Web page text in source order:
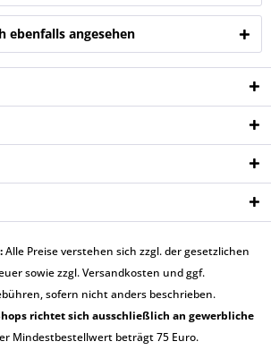
ebenfalls angesehen
Alle Preise verstehen sich zzgl. der gesetzlichen
sowie zzgl.Versandkosten und ggf.
sofern nicht anders beschrieben.
richtet sich ausschließlich an gewerbliche
Mindestbestellwert beträgt 75 Euro.